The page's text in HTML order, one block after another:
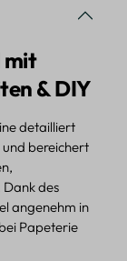
mit
& DIY
detailliert
bereichert
des
angenehm in
Papeterie